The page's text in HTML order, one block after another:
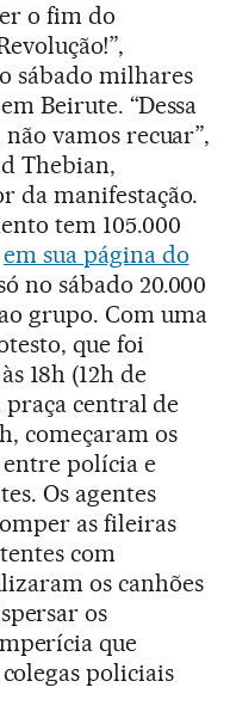
o fim do
sábado milhares
Beirute. “Dessa
vamos recuar”,
Thebian,
da manifestação.
tem 105.000
em sua página do
no sábado 20.000
grupo. Com uma
que foi
18h (12h de
praça central de
começaram os
polícia e
Os agentes
as fileiras
com
os canhões
os
que
policiais